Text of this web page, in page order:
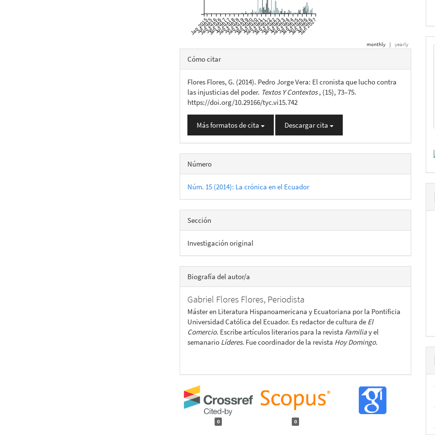
Jan 2015
Jul 2015
Jan 2016
Jul 2016
Jan 2017
Jul 2017
Jan 2018
Jul 2018
Jan 2019
Jul 2019
Jan 2020
Jul 2020
Jan 2021
Jul 2021
Jan 2022
Jul 2022
Jan 2023
Jul 2023
Jan 2024
Jul 2024
Jan 2025
Jul 2025
Jan 2026
Jul 2026
Jan 2027
monthly | yearly
Detalles
del
artículo
Cómo citar
Flores Flores, G. (2014). Pedro Jorge Vera: El cronista que lucho contra
las injusticias del poder. Textos Y Contextos, (15), 73–75.
https://doi.org/10.29166/tyc.vi15.742
Más formatos de cita Descargar cita
Número
Núm. 15 (2014): La crónica en el Ecuador
Sección
Investigación original
Biografía del autor/a
Gabriel Flores Flores, Periodista
Máster en Literatura Hispanoamericana y Ecuatoriana por la Pontificia
Universidad Católica del Ecuador. Es redactor de cultura de El
Comercio. Escribe artículos literarios para la revista Familiay el
semanario Líderes. Fue coordinador de la revista Hoy Domingo.
0 0